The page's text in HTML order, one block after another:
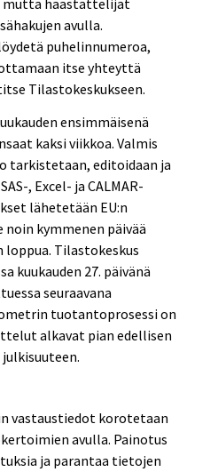
mutta haastattelijat
avulla.
puhelinnumeroa,
itse yhteyttä
Tilastokeskukseen.
ensimmäisenä
kaksi viikkoa. Valmis
tarkistetaan, editoidaan ja
, Excel- ja CALMAR-
lähetetään EU:n
kymmenen päivää
loppua. Tilastokeskus
kuukauden 27. päivänä
seuraavana
tuotantoprosessi on
alkavat pian edellisen
vastaustiedot korotetaan
avulla. Painotus
ja parantaa tietojen